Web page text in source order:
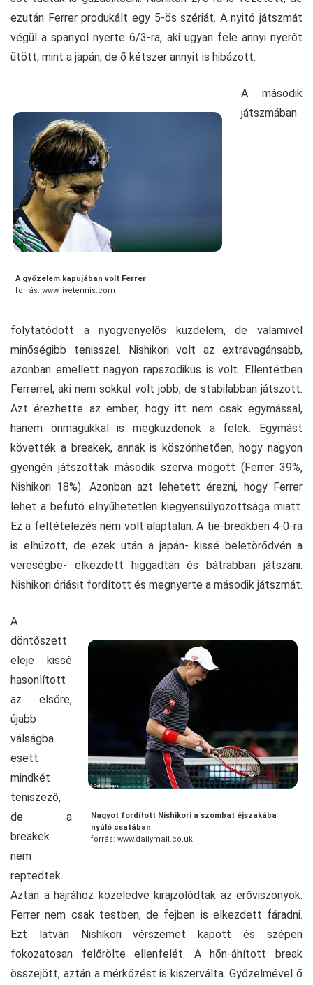
ezután Ferrer produkált egy 5-ös szériát. A nyitó játszmát
végül a spanyol nyerte 6/3-ra, aki ugyan fele annyi nyerőt
ütött, mint a japán, de ő kétszer annyit is hibázott.
A győzelem kapujában volt Ferrer
forrás: www.livetennis.com
A második
játszmában
folytatódott a nyögvenyelős küzdelem, de valamivel
minőségibb tenisszel. Nishikori volt az extravagánsabb,
azonban emellett nagyon rapszodikus is volt. Ellentétben
Ferrerrel, aki nem sokkal volt jobb, de stabilabban játszott.
Azt érezhette az ember, hogy itt nem csak egymással,
hanem önmagukkal is megküzdenek a felek. Egymást
követték a breakek, annak is köszönhetően, hogy nagyon
gyengén játszottak második szerva mögött (Ferrer 39%,
Nishikori 18%). Azonban azt lehetett érezni, hogy Ferrer
lehet a befutó elnyűhetetlen kiegyensúlyozottsága miatt.
Ez a feltételezés nem volt alaptalan. A tie-breakben 4-0-ra
is elhúzott, de ezek után a japán- kissé beletörődvén a
vereségbe- elkezdett higgadtan és bátrabban játszani.
Nishikori óriásit fordított és megnyerte a második játszmát.
Nagyot fordított Nishikori a szombat éjszakába
nyúló csatában
forrás: www.dailymail.co.uk
A
döntőszett
eleje kissé
hasonlított
az elsőre,
újabb
válságba
esett
mindkét
teniszező,
de a
breakek
nem
reptedtek.
Aztán a hajrához közeledve kirajzolódtak az erőviszonyok.
Ferrer nem csak testben, de fejben is elkezdett fáradni.
Ezt látván Nishikori vérszemet kapott és szépen
fokozatosan felőrölte ellenfelét. A hőn-áhított break
összejött, aztán a mérkőzést is kiszerválta. Győzelmével ő